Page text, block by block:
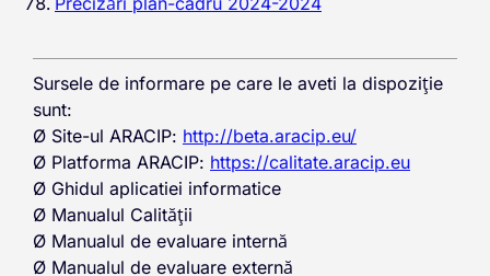
Sursele de informare pe care le aveti la dispoziție
sunt:
Ø Site-ul ARACIP: http://beta.aracip.eu/
Ø Platforma ARACIP: https://calitate.aracip.eu
Ø Ghidul aplicatiei informatice
Ø Manualul Calității
Ø Manualul de evaluare internă
Ø Manualul de evaluare externă